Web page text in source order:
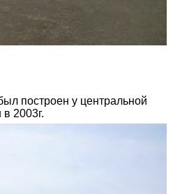
построен у центральной
2003г.